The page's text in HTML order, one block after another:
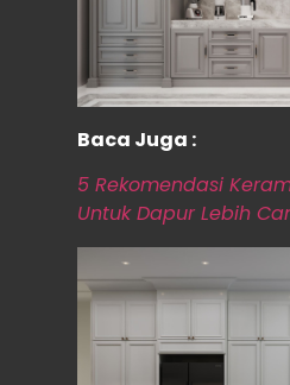
Baca Juga :
5 Rekomendasi
Untuk Dapur Lebih